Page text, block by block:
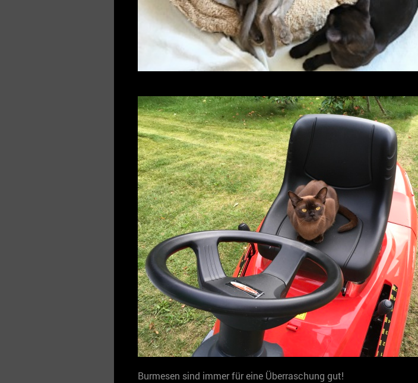
Burmesen sind immer für eine Überraschung gut!